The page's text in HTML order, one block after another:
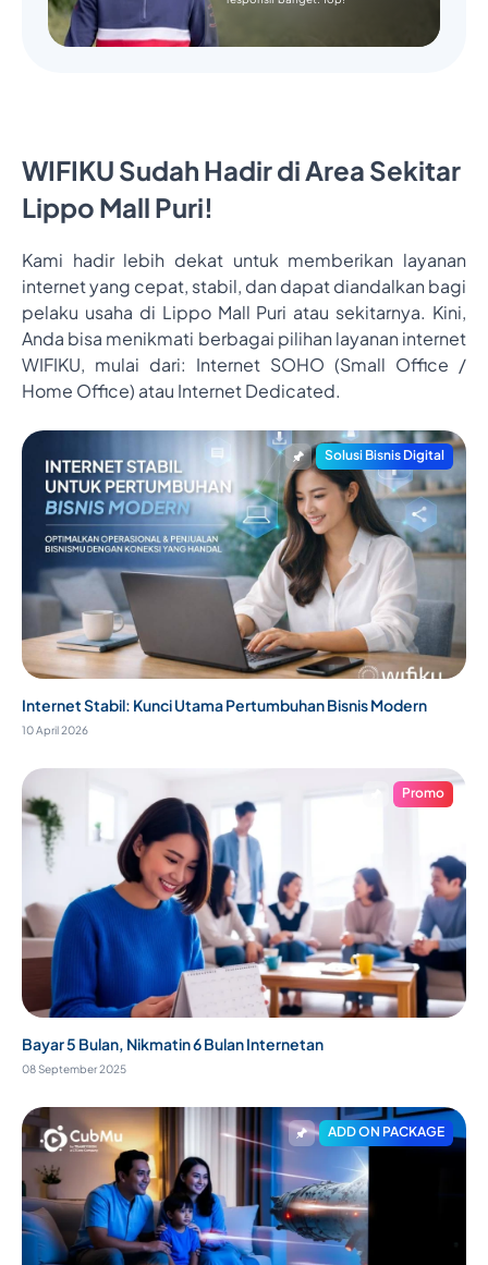
WIFIKU Sudah Hadir di Area Sekitar
Lippo Mall Puri!
Kami hadir lebih dekat untuk memberikan layanan
internet yang cepat, stabil, dan dapat diandalkan bagi
pelaku usaha di Lippo Mall Puri atau sekitarnya. Kini,
Anda bisa menikmati berbagai pilihan layanan internet
WIFIKU, mulai dari: Internet SOHO (Small Office /
Home Office) atau Internet Dedicated.
Solusi Bisnis Digital
Internet Stabil: Kunci Utama Pertumbuhan Bisnis Modern
10 April 2026
Promo
Bayar 5 Bulan, Nikmatin 6 Bulan Internetan
08 September 2025
ADD ON PACKAGE